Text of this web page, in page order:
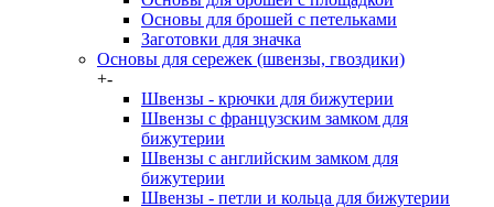
Основы для брошей с петельками
Заготовки для значка
Основы для сережек (швензы, гвоздики)
+-
Швензы - крючки для бижутерии
Швензы с французским замком для
бижутерии
Швензы с английским замком для
бижутерии
Швензы - петли и кольца для бижутерии